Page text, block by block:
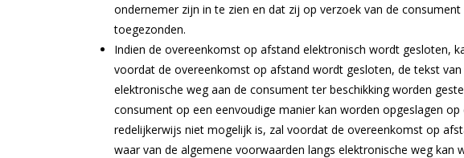
ondernemer zijn in te zien en dat zij op verzoek van de
toegezonden.
Indien de overeenkomst op afstand elektronisch wordt gesloten,
voordat de overeenkomst op afstand wordt gesloten, de tekst
elektronische weg aan de consument ter beschikking worden
consument op een eenvoudige manier kan worden opgeslagen
redelijkerwijs niet mogelijk is, zal voordat de overeenkomst op
waar van de algemene voorwaarden langs elektronische weg kan